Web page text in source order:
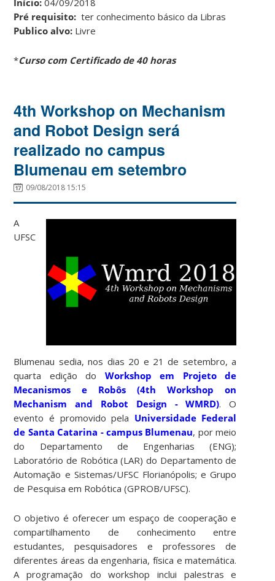
Pré requisito: ter conhecimento básico da Libras
Publico alvo: Livre
*Curso com Certificado de 40 horas
4th Workshop on Mechanism
and Robot Design será
realizado no campus
Blumenau em setembro
09/08/2018 15:15
A
UFSC
Blumenau sedia, nos dias 20 e 21 de setembro, a
quarta edição do Workshop em Projeto de
Mecanismos e Robôs (4th Workshop on
Mechanism and Robot Design - WMRD). O
evento é promovido pela Universidade Federal
de Santa Catarina - campus Blumenau, por meio
do Departamento de Engenharias (ENG);
Laboratório de Robótica (LAR) do Departamento de
Automação e Sistemas/UFSC Florianópolis; e Grupo
de Pesquisa em Robótica (GPROB/UFSC).
O objetivo é oferecer um espaço de cooperação e
compartilhamento de conhecimento entre
estudantes, pesquisadores e professores de
diferentes áreas da engenharia, física e matemática.
A programação do workshop inclui palestras e